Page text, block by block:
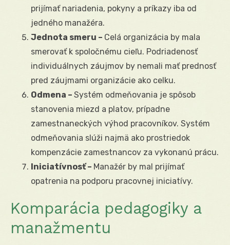
prijímať nariadenia, pokyny a príkazy iba od
jedného manažéra.
Jednota smeru – Celá organizácia by mala
smerovať k spoločnému cieľu. Podriadenosť
individuálnych záujmov by nemali mať prednosť
pred záujmami organizácie ako celku.
Odmena – Systém odmeňovania je spôsob
stanovenia miezd a platov, prípadne
zamestnaneckých výhod pracovníkov. Systém
odmeňovania slúži najmä ako prostriedok
kompenzácie zamestnancov za vykonanú prácu.
Iniciatívnosť – Manažér by mal prijímať
opatrenia na podporu pracovnej iniciatívy.
Komparácia pedagogiky a
manažmentu